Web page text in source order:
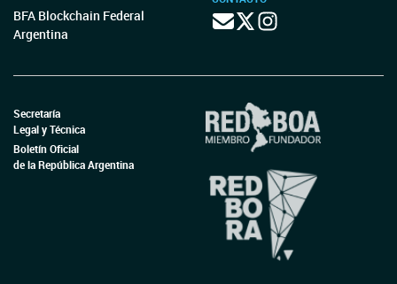
BFA Blockchain Federal
Argentina
Secretaría
Legal y Técnica
Boletín Oficial
de la República Argentina